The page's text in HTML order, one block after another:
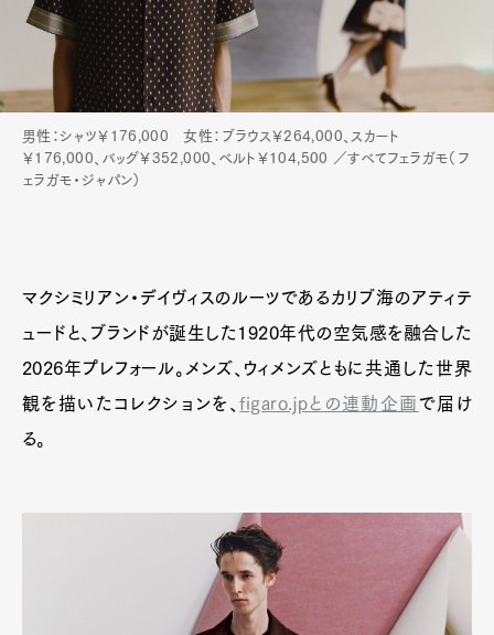
男性：シャツ￥176,000 女性：ブラウス￥264,000、スカート
￥176,000、バッグ￥352,000、ベルト￥104,500 ／すべてフェラガモ（フ
ェラガモ・ジャパン）
マクシミリアン・デイヴィスのルーツであるカリブ海のアティテ
ュードと、ブランドが誕生した1920年代の空気感を融合した
2026年プレフォール。メンズ、ウィメンズともに共通した世界
観を描いたコレクションを、figaro.jpとの連動企画 で届け
る。